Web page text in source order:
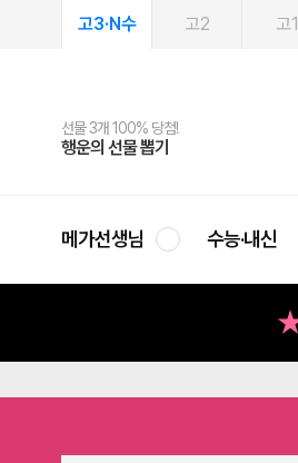
고3·N수 고2 고1
선물 3개 100% 당첨!
행운의 선물 뽑기
선물 100% 증정!
메가스터디 X 올리브
여름방학 스터디 캐시백
메가런 썸머스쿨
2027 러셀 단과
강사 공개선발
스마트러닝앱
설문 EVENT
메가패스
3일 무료 체험권
메가패스 수강생 무료혜택!
메가클럽 멤버십
사회공헌 캠페인
희망이룸 메가나눔
메가선생님 수능·내신